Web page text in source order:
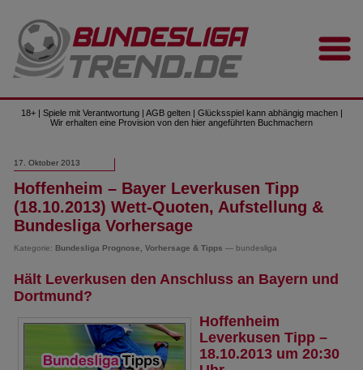
18+ | Spiele mit Verantwortung | AGB gelten | Glücksspiel kann abhängig machen |
Wir erhalten eine Provision von den hier angeführten Buchmachern
17. Oktober 2013
Hoffenheim – Bayer Leverkusen Tipp
(18.10.2013) Wett-Quoten, Aufstellung &
Bundesliga Vorhersage
Kategorie: Bundesliga Prognose, Vorhersage & Tipps — bundesliga
Hält Leverkusen den Anschluss an Bayern und
Dortmund?
Hoffenheim
Leverkusen Tipp –
18.10.2013 um 20:30